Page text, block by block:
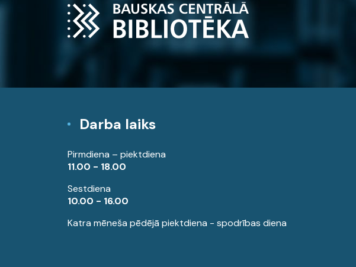
Darba laiks
Pirmdiena – piektdiena
11.00 - 18.00
Sestdiena
10.00 - 16.00
Katra mēneša pēdējā piektdiena - spodrības diena